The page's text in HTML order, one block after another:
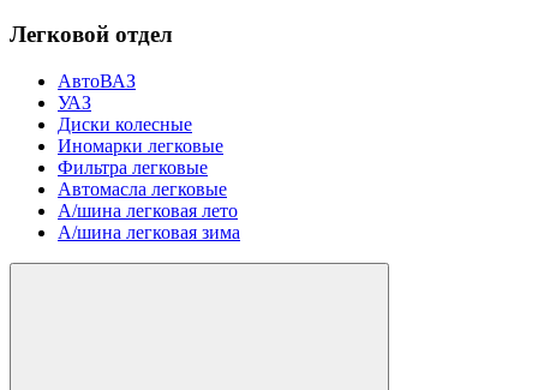
Легковой отдел
АвтоВАЗ
УАЗ
Диски колесные
Иномарки легковые
Фильтра легковые
Автомасла легковые
А/шина легковая лето
А/шина легковая зима